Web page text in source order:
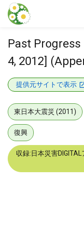
本文に飛ぶ
Past
4, 2012]
提供元サイトで表示
東日本大震災 (2011)
復興
収録:日本災害